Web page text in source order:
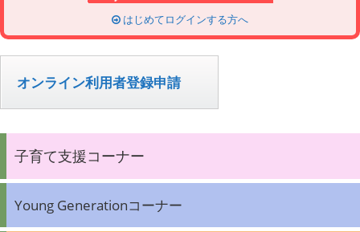
はじめてログインする方へ
オンライン利用者登録申請
子育て支援コーナー
Young Generationコーナー